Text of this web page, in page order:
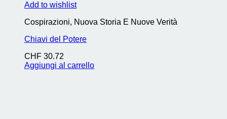
Add to wishlist
Cospirazioni, Nuova Storia E Nuove Verità
Chiavi del Potere
CHF 30.72
Aggiungi al carrello